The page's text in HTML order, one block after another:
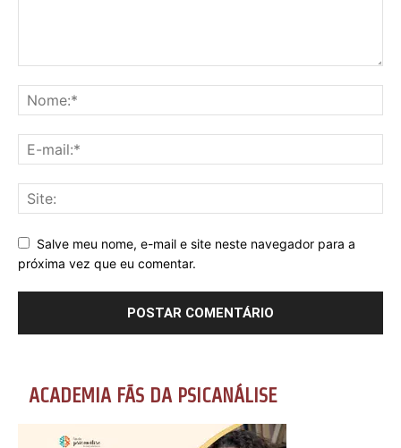
Salve meu nome, e-mail e site neste navegador para a
próxima vez que eu comentar.
ACADEMIA FÃS DA PSICANÁLISE